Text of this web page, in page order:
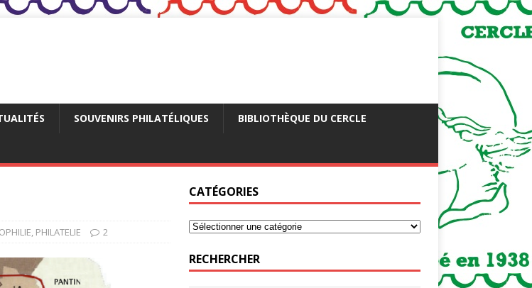
SOUVENIRS PHILATÉLIQUES BIBLIOTHÈQUE DU CERCLE
, PHILATELIE 2
CATÉGORIES
RECHERCHER